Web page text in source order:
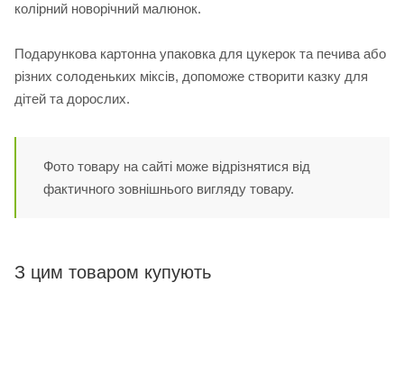
колірний новорічний малюнок.
Подарункова картонна упаковка для цукерок та печива або
різних солоденьких міксів, допоможе створити казку для
дітей та дорослих.
Фото товару на сайті може відрізнятися від
фактичного зовнішнього вигляду товару.
З цим товаром купують